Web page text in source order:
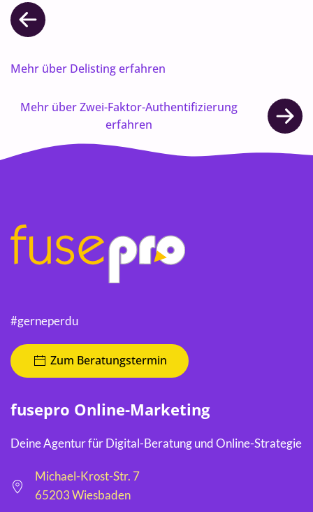
Mehr über Delisting erfahren
Mehr über Zwei-Faktor-Authentifizierung
erfahren
#gerneperdu
Zum Beratungstermin
fusepro Online-Marketing
Deine Agentur für Digital-Beratung und Online-Strategie
Michael-Krost-Str. 7
65203 Wiesbaden